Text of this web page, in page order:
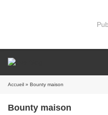
Accueil » Bounty maison
Bounty maison